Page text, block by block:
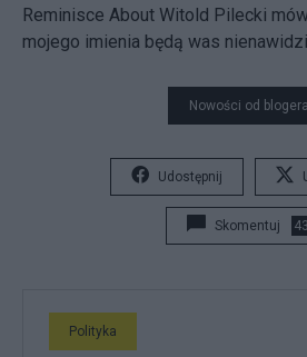
Reminisce About Witold Pilecki
mojego imienia będą was
Nowości od blogera
Udostępnij
Skomentuj 43
Polityka